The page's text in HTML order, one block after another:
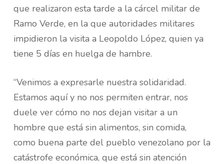
que realizaron esta tarde a la cárcel militar de
Ramo Verde, en la que autoridades militares
impidieron la visita a Leopoldo López, quien ya
tiene 5 días en huelga de hambre.
“Venimos a expresarle nuestra solidaridad.
Estamos aquí y no nos permiten entrar, nos
duele ver cómo no nos dejan visitar a un
hombre que está sin alimentos, sin comida,
como buena parte del pueblo venezolano por la
catástrofe económica, que está sin atención